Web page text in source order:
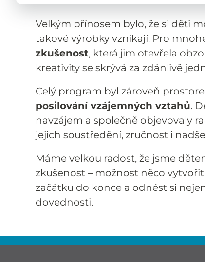
Velkým přínosem bylo, že si děti
takové výrobky vznikají. Pro
zkušenost, která jim otevřela
kreativity se skrývá za zdánlivě
Celý program byl zároveň
posilování vzájemných vztahů.
navzájem a společně objevovaly
jejich soustředění, zručnost i
Máme velkou radost, že jsme
zkušenost – možnost něco
začátku do konce a odnést si
dovednosti.